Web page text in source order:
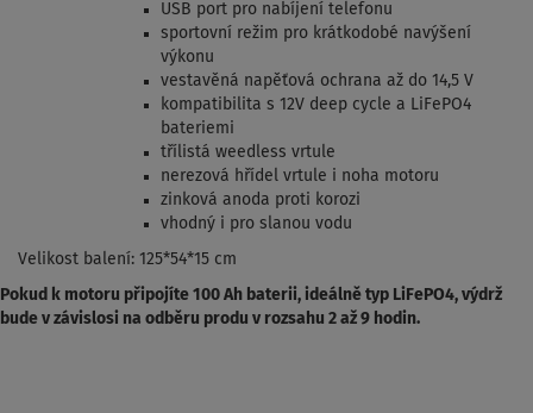
USB port pro nabíjení telefonu
sportovní režim pro krátkodobé navýšení
výkonu
vestavěná napěťová ochrana až do 14,5 V
kompatibilita s 12V deep cycle a LiFePO4
bateriemi
třílistá weedless vrtule
nerezová hřídel vrtule i noha motoru
zinková anoda proti korozi
vhodný i pro slanou vodu
Velikost balení: 125*54*15 cm
Pokud k motoru připojíte 100 Ah baterii, ideálně typ LiFePO4, výdrž
bude v závislosi na odběru produ v rozsahu 2 až 9 hodin.